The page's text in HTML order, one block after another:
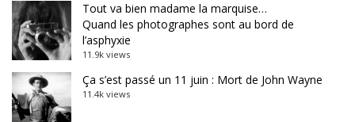
Tout va bien madame la marquise…
Quand les photographes sont au bord de
l’asphyxie
11.9k views
Ça s’est passé un 11 juin : Mort de John Wayne
11.4k views